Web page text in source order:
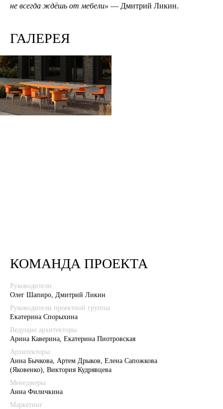
не всегда ждёшь от мебели» — Дмитрий Ликин.
ГАЛЕРЕЯ
КОМАНДА ПРОЕКТА
Руководители
Олег Шапиро, Дмитрий Ликин
Руководители проектной группы
Екатерина Спорыхина
Ведущие архитекторы
Арина Каверина, Екатерина Пиотровская
Архитекторы
Анна Бычкова, Артем Дрыков, Елена Сапожкова
(Яковенко), Виктория Кудрявцева
Менеджеры
Анна Филичкина
Маркетинг